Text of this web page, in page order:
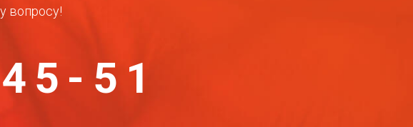
вопросу!
51